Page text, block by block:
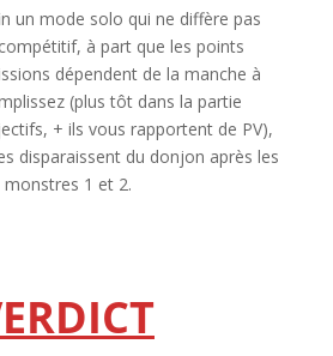
un mode solo qui ne diffère pas
à part que les points
dépendent de la manche à
(plus tôt dans la partie
+ ils vous rapportent de PV),
disparaissent du donjon après les
1 et 2.